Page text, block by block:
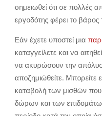
σημειωθεί ότι σε πολλές
εργοδότης φέρει το βάρος
Εάν έχετε υποστεί μια
καταγγείλετε και να
να ακυρώσουν την
αποζημιώθείτε. Μπορείτε
καταβολή των μισθών που
δώρων και των